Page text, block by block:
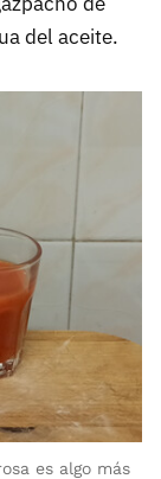
del aceite.
es algo más